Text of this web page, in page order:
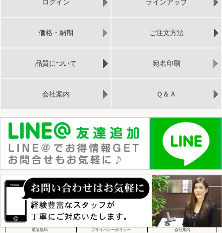
ログイン ラインアップ
価格・納期 ご注文方法
品質について 宛名印刷
会社案内 Ｑ＆Ａ
通販規約 プライバシーポリシー 会社案内